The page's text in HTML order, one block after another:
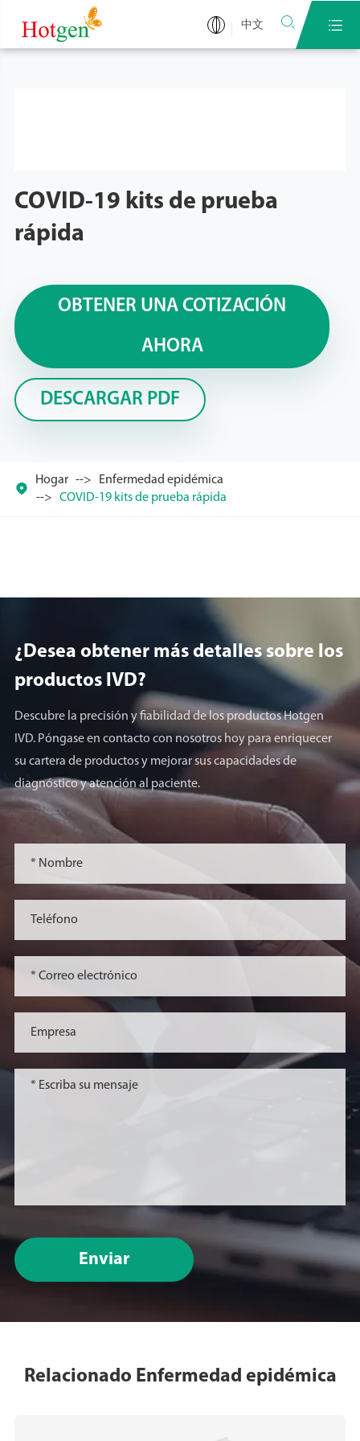
中文  
COVID-19 kits de prueba
rápida
OBTENER UNA COTIZACIÓN
AHORA
DESCARGAR PDF

Hogar
Enfermedad epidémica
COVID-19 kits de prueba rápida
¿Desea obtener más detalles sobre los
productos lVD?
Descubre la precisión y fiabilidad de los productos Hotgen
IVD. Póngase en contacto con nosotros hoy para enriquecer
su cartera de productos y mejorar sus capacidades de
diagnóstico y atención al paciente.
Enviar
Relacionado Enfermedad epidémica